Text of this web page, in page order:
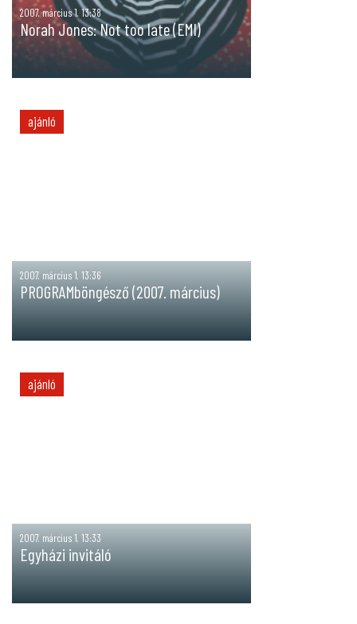
2007. március 1. 13:38
Norah Jones: Not too late (EMI)
ajánló
2007. március 1. 13:36
PROGRAMböngésző (2007. március)
ajánló
2007. március 1. 13:33
Egyházi invitáló